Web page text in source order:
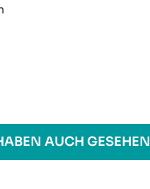
AUCH GESEHEN